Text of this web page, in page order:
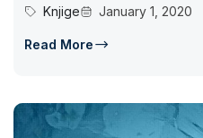
Knjige
January 1, 2020
Read More